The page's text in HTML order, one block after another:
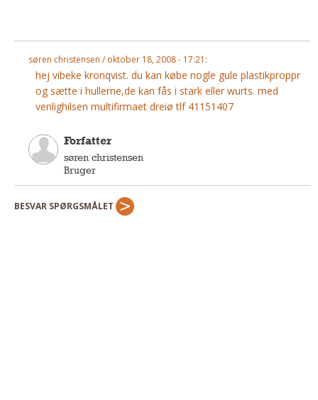
Om Værktøj
RENGØRING
Pletleksikon
søren christensen / oktober 18, 2008 - 17:21:
hej vibeke kronqvist. du kan købe nogle gule plastikproppr
og sætte i hullerne,de kan fås i stark eller wurts. med
venlighilsen multifirmaet dreiø tlf 41151407
Forfatter
søren christensen
Bruger
BESVAR SPØRGSMÅLET